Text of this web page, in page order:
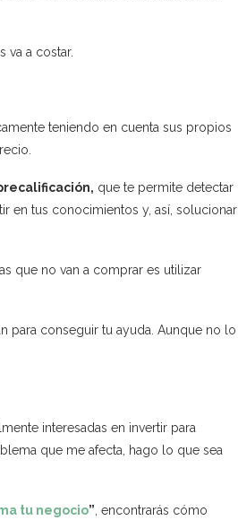
va a costar.
teniendo en cuenta sus propios
, que te permite detectar
en tus conocimientos y, así, solucionar
que no van a comprar es utilizar
para conseguir tu ayuda. Aunque no lo
interesadas en invertir para
que me afecta, hago lo que sea
tu negocio” , encontrarás cómo